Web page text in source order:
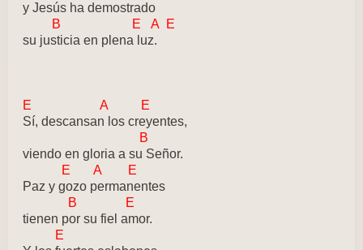
y Jesús ha demostrado
B E A E
su justicia en plena luz.
E A E
Sí, descansan los creyentes,
B
viendo en gloria a su Señor.
E A E
Paz y gozo permanentes
B E
tienen por su fiel amor.
E